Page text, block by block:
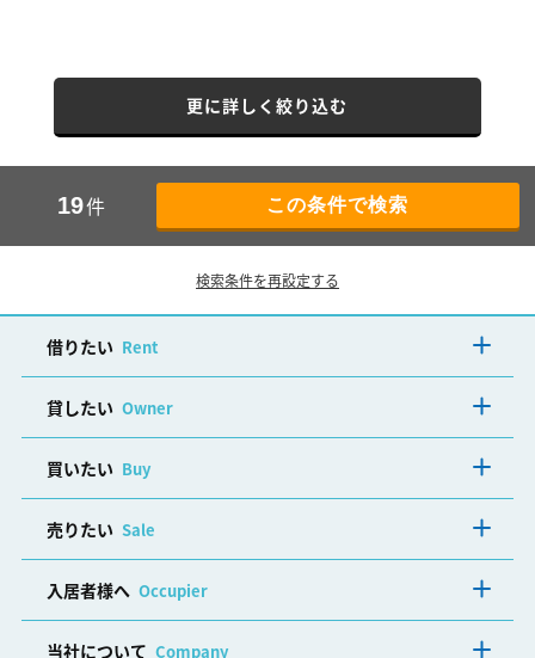
更に詳しく絞り込む
19件
検索条件を再設定する
借りたい Rent
貸したい Owner
買いたい Buy
売りたい Sale
入居者様へ Occupier
当社について Company